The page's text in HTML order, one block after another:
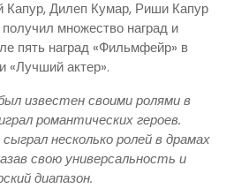
Капур, Дилеп Кумар, Риши Капур
множество наград и
пять наград «Фильмфейр» в
«Лучший актер».
известен своими ролями в
романтических героев.
несколько ролей в драмах
свою универсальность и
диапазон.